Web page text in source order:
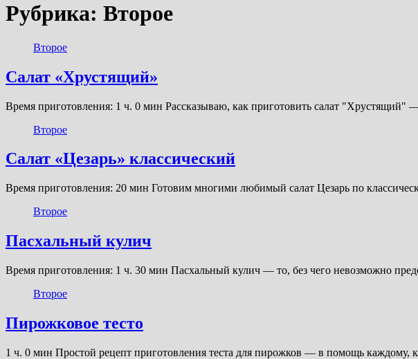
Рубрика: Второе
Второе
Салат «Хрустящий»
Время приготовления: 1 ч. 0 мин Рассказываю, как приготовить салат "Хрустящий"
Второе
Салат «Цезарь» классический
Время приготовления: 20 мин Готовим многими любимый салат Цезарь по
Второе
Пасхальный кулич
Время приготовления: 1 ч. 30 мин Пасхальный кулич — то, без чего невозможно
Второе
Пирожковое тесто
1 ч. 0 мин Простой рецепт приготовления теста для пирожков — в помощь каждому,